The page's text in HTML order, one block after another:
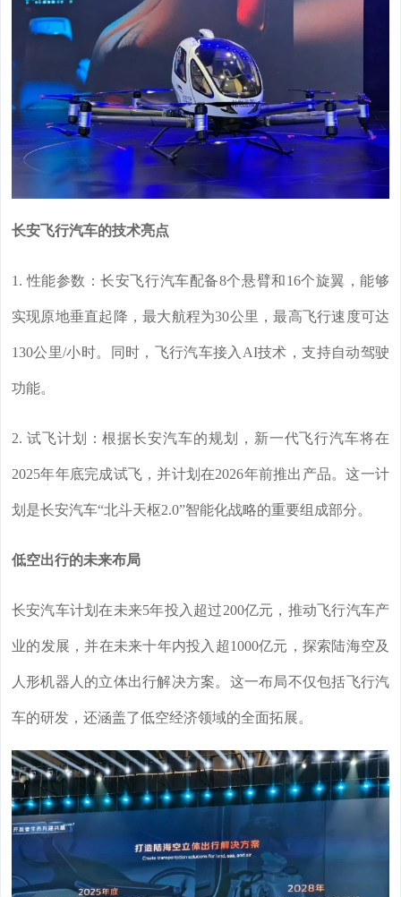
长安飞行汽车的技术亮点
1. 性能参数：长安飞行汽车配备8个悬臂和16个旋翼，能够
实现原地垂直起降，最大航程为30公里，最高飞行速度可达
130公里/小时。同时，飞行汽车接入AI技术，支持自动驾驶
功能。
2. 试飞计划：根据长安汽车的规划，新一代飞行汽车将在
2025年年底完成试飞，并计划在2026年前推出产品。这一计
划是长安汽车“北斗天枢2.0”智能化战略的重要组成部分。
低空出行的未来布局
长安汽车计划在未来5年投入超过200亿元，推动飞行汽车产
业的发展，并在未来十年内投入超1000亿元，探索陆海空及
人形机器人的立体出行解决方案。这一布局不仅包括飞行汽
车的研发，还涵盖了低空经济领域的全面拓展。